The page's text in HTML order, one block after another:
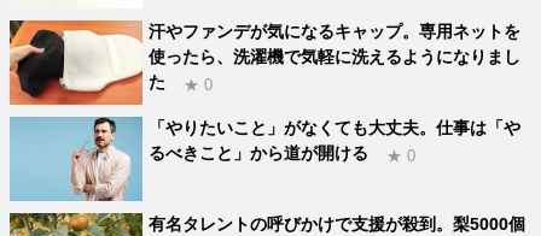
汗やファンデが気になるキャップ。専用ネットを
使ったら、洗濯機で気軽に洗えるようになりまし
た
★ 0
「やりたいこと」がなくても大丈夫。仕事は「や
るべきこと」から道が開ける
★ 0
有名タレントの呼びかけで支援が殺到。梨5000個